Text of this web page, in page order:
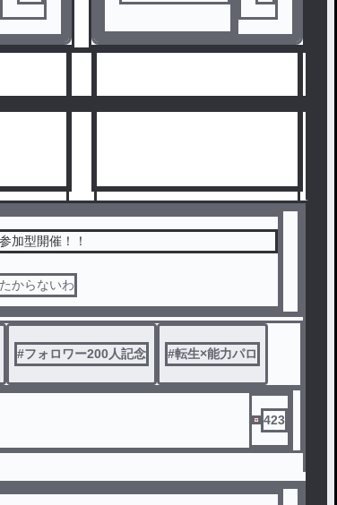
10
加型開催！！
からないわ
#フォロワー200人記念 #転生×能力パロ
423